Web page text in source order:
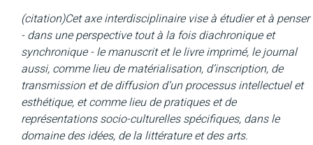
(citation)Cet axe interdisciplinaire vise à étudier et à penser
- dans une perspective tout à la fois diachronique et
synchronique - le manuscrit et le livre imprimé, le journal
aussi, comme lieu de matérialisation, d’inscription, de
transmission et de diffusion d’un processus intellectuel et
esthétique, et comme lieu de pratiques et de
représentations socio-culturelles spécifiques, dans le
domaine des idées, de la littérature et des arts.